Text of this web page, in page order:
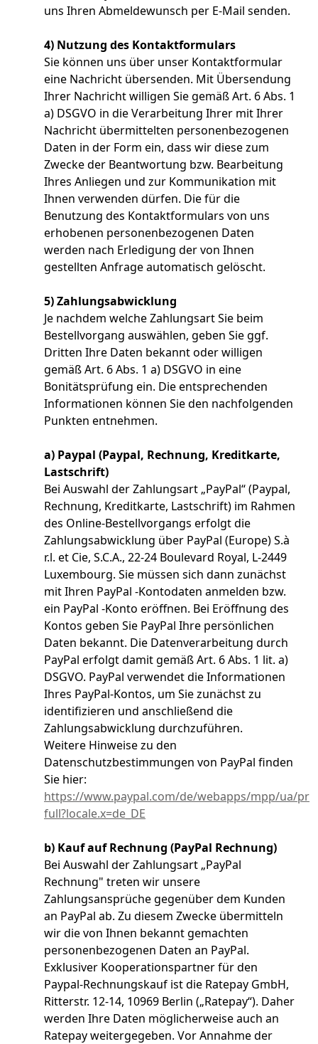
uns Ihren Abmeldewunsch per E-Mail senden.
4) Nutzung des Kontaktformulars
Sie können uns über unser Kontaktformular
eine Nachricht übersenden. Mit Übersendung
Ihrer Nachricht willigen Sie gemäß Art. 6 Abs. 1
a) DSGVO in die Verarbeitung Ihrer mit Ihrer
Nachricht übermittelten personenbezogenen
Daten in der Form ein, dass wir diese zum
Zwecke der Beantwortung bzw. Bearbeitung
Ihres Anliegen und zur Kommunikation mit
Ihnen verwenden dürfen. Die für die
Benutzung des Kontaktformulars von uns
erhobenen personenbezogenen Daten
werden nach Erledigung der von Ihnen
gestellten Anfrage automatisch gelöscht.
5) Zahlungsabwicklung
Je nachdem welche Zahlungsart Sie beim
Bestellvorgang auswählen, geben Sie ggf.
Dritten Ihre Daten bekannt oder willigen
gemäß Art. 6 Abs. 1 a) DSGVO in eine
Bonitätsprüfung ein. Die entsprechenden
Informationen können Sie den nachfolgenden
Punkten entnehmen.
a) Paypal (Paypal, Rechnung, Kreditkarte,
Lastschrift)
Bei Auswahl der Zahlungsart „PayPal“ (Paypal,
Rechnung, Kreditkarte, Lastschrift) im Rahmen
des Online-Bestellvorgangs erfolgt die
Zahlungsabwicklung über PayPal (Europe) S.à
r.l. et Cie, S.C.A., 22-24 Boulevard Royal, L-2449
Luxembourg. Sie müssen sich dann zunächst
mit Ihren PayPal -Kontodaten anmelden bzw.
ein PayPal -Konto eröffnen. Bei Eröffnung des
Kontos geben Sie PayPal Ihre persönlichen
Daten bekannt. Die Datenverarbeitung durch
PayPal erfolgt damit gemäß Art. 6 Abs. 1 lit. a)
DSGVO. PayPal verwendet die Informationen
Ihres PayPal-Kontos, um Sie zunächst zu
identifizieren und anschließend die
Zahlungsabwicklung durchzuführen.
Weitere Hinweise zu den
Datenschutzbestimmungen von PayPal finden
Sie hier:
https://www.paypal.com/de/webapps/mpp/ua/
full?locale.x=de_DE
b) Kauf auf Rechnung (PayPal Rechnung)
Bei Auswahl der Zahlungsart „PayPal
Rechnung" treten wir unsere
Zahlungsansprüche gegenüber dem Kunden
an PayPal ab. Zu diesem Zwecke übermitteln
wir die von Ihnen bekannt gemachten
personenbezogenen Daten an PayPal.
Exklusiver Kooperationspartner für den
Paypal-Rechnungskauf ist die Ratepay GmbH,
Ritterstr. 12-14, 10969 Berlin („Ratepay“). Daher
werden Ihre Daten möglicherweise auch an
Ratepay weitergegeben. Vor Annahme der